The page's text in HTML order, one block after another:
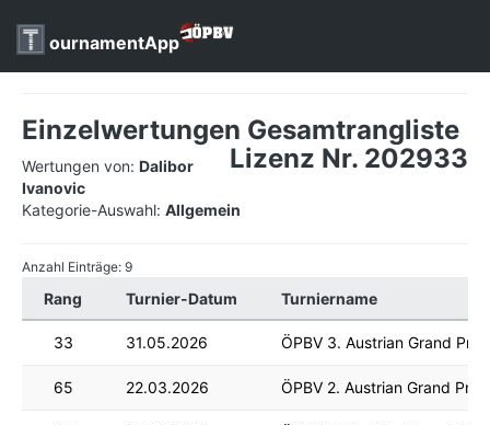
ournamentApp
Einzelwertungen Gesamtrangliste
Lizenz Nr. 202933
Wertungen von: Dalibor
Ivanovic
Kategorie-Auswahl: Allgemein
Anzahl Einträge: 9
Rang Turnier-Datum Turniername
33 31.05.2026 ÖPBV 3. Austrian Grand Prix
65 22.03.2026 ÖPBV 2. Austrian Grand Prix